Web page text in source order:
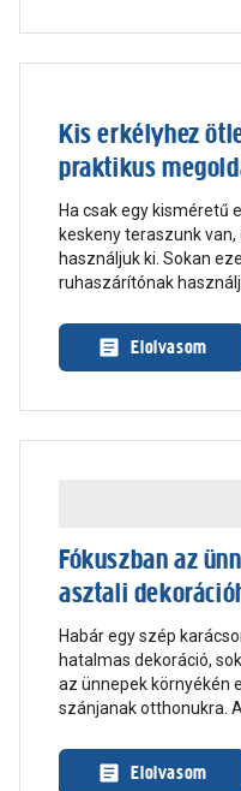
Kis erkélyhez
praktikus
Ha csak egy kisméretű
keskeny teraszunk
használjuk ki. Sokan
ruhaszárítónak
el erkély bútor. Pedig
talpalatnyi terasz kiülő
Elolvasom
Fókuszban az
asztali
Habár egy szép
hatalmas dekoráció,
az ünnepek környékén
szánjanak otthonukra.
ünnepek során – ezért
dekorálás és a
Elolvasom